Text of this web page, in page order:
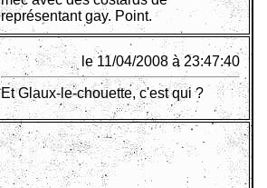
représentant gay. Point.
le 11/04/2008 à 23:47:40
Et Glaux-le-chouette, c'est qui ?